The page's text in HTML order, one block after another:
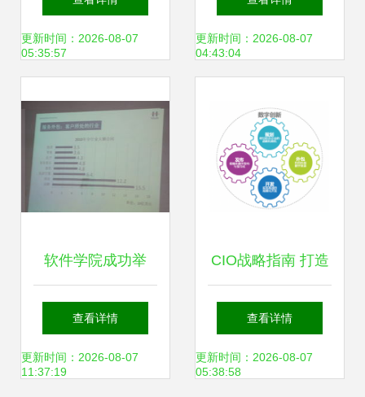
挑战与应对策略
更新时间：2026-08-07
05:35:57
万，为何仍难吸引
更新时间：2026-08-07
04:43:04
软件学院成功举
办“软件服务外包发
展趋势”专题讲座，
查看详情
更新时间：2026-08-07
11:37:19
CIO战略指南 打造
引领全球的“未来企
业”软件开发新范式
查看详情
更新时间：2026-08-07
05:38:58